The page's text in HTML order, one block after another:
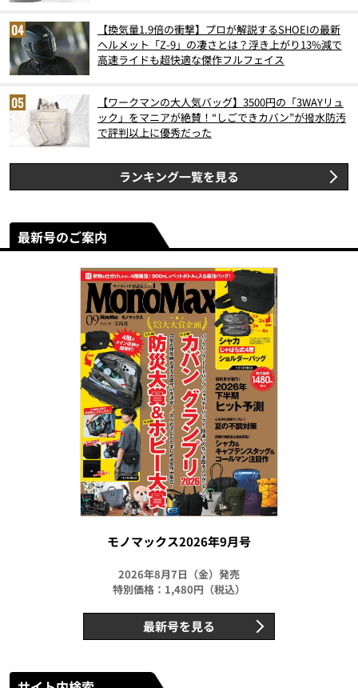
【換気量1.9倍の衝撃】プロが解説するSHOEIの最新
ヘルメット「Z-9」の凄さとは？浮き上がり13%減で
高速ライドも超快適な傑作フルフェイス
【ワークマンの大人気バッグ】3500円の「3WAYリュ
ック」をマニアが絶賛！“しごできカバン”が撥水防汚
で評判以上に優秀だった
ランキング一覧を見る
最新号のご案内
モノマックス2026年9月号
2026年8月7日（金）発売
特別価格：1,480円（税込）
最新号を見る